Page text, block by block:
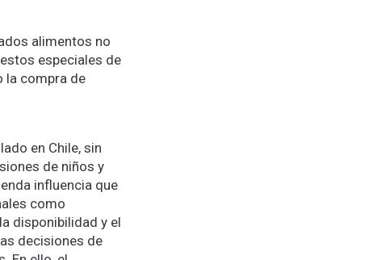
alimentos no
especiales de
la compra de
en Chile, sin
de niños y
influencia que
como
disponibilidad y el
decisiones de